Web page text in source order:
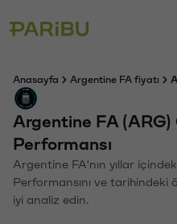
Anasayfa Argentine FA fiyatı
Argentine FA
Performansı
Argentine FA'nın yıllar
Performansını ve tarihindeki
iyi analiz edin.